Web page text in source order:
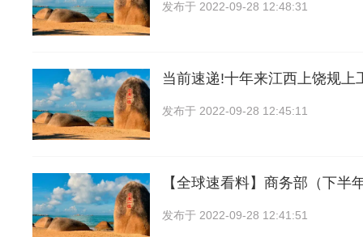
发布于 2022-09-28 12:48:31
当前速递!十年来江西上饶规上
发布于 2022-09-28 12:45:11
【全球速看料】商务部（下半
发布于 2022-09-28 12:41:51